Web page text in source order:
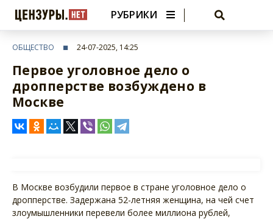
РУБРИКИ
ОБЩЕСТВО 24-07-2025, 14:25
Первое уголовное дело о
дропперстве возбуждено в
Москве
В Москве возбудили первое в стране уголовное дело о
дропперстве. Задержана 52-летняя женщина, на чей счет
злоумышленники перевели более миллиона рублей,